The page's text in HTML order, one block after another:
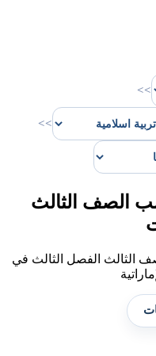
>>
>>
الصف الثالث
الثالث الفصل الثالث في